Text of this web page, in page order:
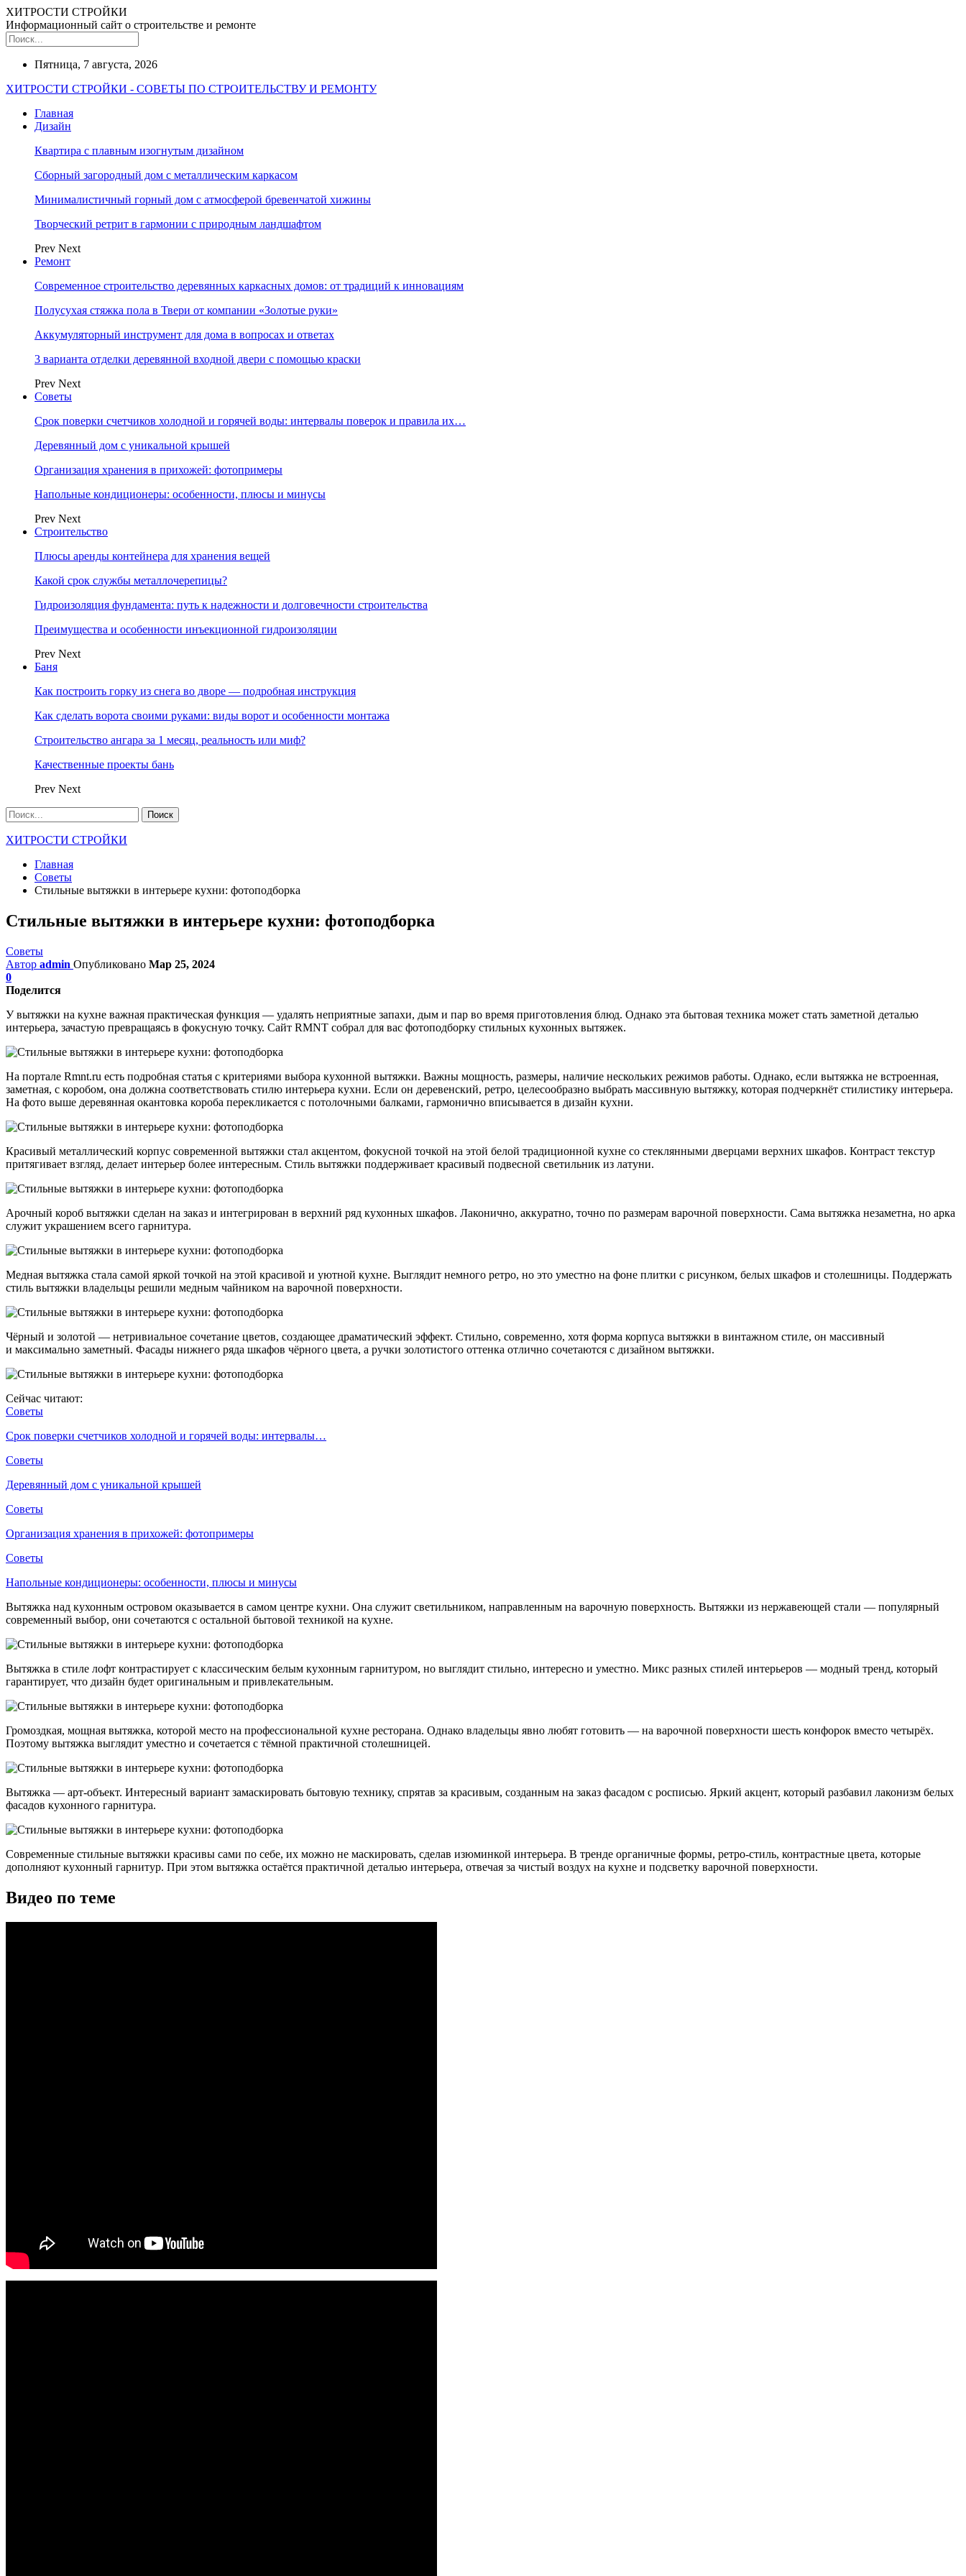
ХИТРОСТИ СТРОЙКИ
Информационный сайт о строительстве и ремонте
Пятница, 7 августа, 2026
ХИТРОСТИ СТРОЙКИ - СОВЕТЫ ПО СТРОИТЕЛЬСТВУ И РЕМОНТУ
Главная
Дизайн
Квартира с плавным изогнутым дизайном
Сборный загородный дом с металлическим каркасом
Минималистичный горный дом с атмосферой бревенчатой хижины
Творческий ретрит в гармонии с природным ландшафтом
Prev Next
Ремонт
Современное строительство деревянных каркасных домов: от традиций к инновациям
Полусухая стяжка пола в Твери от компании «Золотые руки»
Аккумуляторный инструмент для дома в вопросах и ответах
3 варианта отделки деревянной входной двери с помощью краски
Prev Next
Советы
Срок поверки счетчиков холодной и горячей воды: интервалы поверок и правила их…
Деревянный дом с уникальной крышей
Организация хранения в прихожей: фотопримеры
Напольные кондиционеры: особенности, плюсы и минусы
Prev Next
Строительство
Плюсы аренды контейнера для хранения вещей
Какой срок службы металлочерепицы?
Гидроизоляция фундамента: путь к надежности и долговечности строительства
Преимущества и особенности инъекционной гидроизоляции
Prev Next
Баня
Как построить горку из снега во дворе — подробная инструкция
Как сделать ворота своими руками: виды ворот и особенности монтажа
Строительство ангара за 1 месяц, реальность или миф?
Качественные проекты бань
Prev Next
ХИТРОСТИ СТРОЙКИ
Главная
Советы
Стильные вытяжки в интерьере кухни: фотоподборка
Стильные вытяжки в интерьере кухни: фотоподборка
Советы
Автор admin Опубликовано Мар 25, 2024
0
Поделится
У вытяжки на кухне важная практическая функция — удалять неприятные запахи, дым и пар во время приготовления блюд. Однако эта бытовая техника может стать заметной деталью
интерьера, зачастую превращаясь в фокусную точку. Сайт RMNT собрал для вас фотоподборку стильных кухонных вытяжек.
На портале Rmnt.ru есть подробная статья с критериями выбора кухонной вытяжки. Важны мощность, размеры, наличие нескольких режимов работы. Однако, если вытяжка не встроенная,
заметная, с коробом, она должна соответствовать стилю интерьера кухни. Если он деревенский, ретро, целесообразно выбрать массивную вытяжку, которая подчеркнёт стилистику интерьера.
На фото выше деревянная окантовка короба перекликается с потолочными балками, гармонично вписывается в дизайн кухни.
Красивый металлический корпус современной вытяжки стал акцентом, фокусной точкой на этой белой традиционной кухне со стеклянными дверцами верхних шкафов. Контраст текстур
притягивает взгляд, делает интерьер более интересным. Стиль вытяжки поддерживает красивый подвесной светильник из латуни.
Арочный короб вытяжки сделан на заказ и интегрирован в верхний ряд кухонных шкафов. Лаконично, аккуратно, точно по размерам варочной поверхности. Сама вытяжка незаметна, но арка
служит украшением всего гарнитура.
Медная вытяжка стала самой яркой точкой на этой красивой и уютной кухне. Выглядит немного ретро, но это уместно на фоне плитки с рисунком, белых шкафов и столешницы. Поддержать
стиль вытяжки владельцы решили медным чайником на варочной поверхности.
Чёрный и золотой — нетривиальное сочетание цветов, создающее драматический эффект. Стильно, современно, хотя форма корпуса вытяжки в винтажном стиле, он массивный
и максимально заметный. Фасады нижнего ряда шкафов чёрного цвета, а ручки золотистого оттенка отлично сочетаются с дизайном вытяжки.
Сейчас читают:
Советы
Срок поверки счетчиков холодной и горячей воды: интервалы…
Советы
Деревянный дом с уникальной крышей
Советы
Организация хранения в прихожей: фотопримеры
Советы
Напольные кондиционеры: особенности, плюсы и минусы
Вытяжка над кухонным островом оказывается в самом центре кухни. Она служит светильником, направленным на варочную поверхность. Вытяжки из нержавеющей стали — популярный
современный выбор, они сочетаются с остальной бытовой техникой на кухне.
Вытяжка в стиле лофт контрастирует с классическим белым кухонным гарнитуром, но выглядит стильно, интересно и уместно. Микс разных стилей интерьеров — модный тренд, который
гарантирует, что дизайн будет оригинальным и привлекательным.
Громоздкая, мощная вытяжка, которой место на профессиональной кухне ресторана. Однако владельцы явно любят готовить — на варочной поверхности шесть конфорок вместо четырёх.
Поэтому вытяжка выглядит уместно и сочетается с тёмной практичной столешницей.
Вытяжка — арт-объект. Интересный вариант замаскировать бытовую технику, спрятав за красивым, созданным на заказ фасадом с росписью. Яркий акцент, который разбавил лаконизм белых
фасадов кухонного гарнитура.
Современные стильные вытяжки красивы сами по себе, их можно не маскировать, сделав изюминкой интерьера. В тренде органичные формы, ретро-стиль, контрастные цвета, которые
дополняют кухонный гарнитур. При этом вытяжка остаётся практичной деталью интерьера, отвечая за чистый воздух на кухне и подсветку варочной поверхности.
Видео по теме